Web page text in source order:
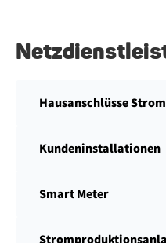
Hausanschlüsse Strom
Kundeninstallationen
Smart Meter